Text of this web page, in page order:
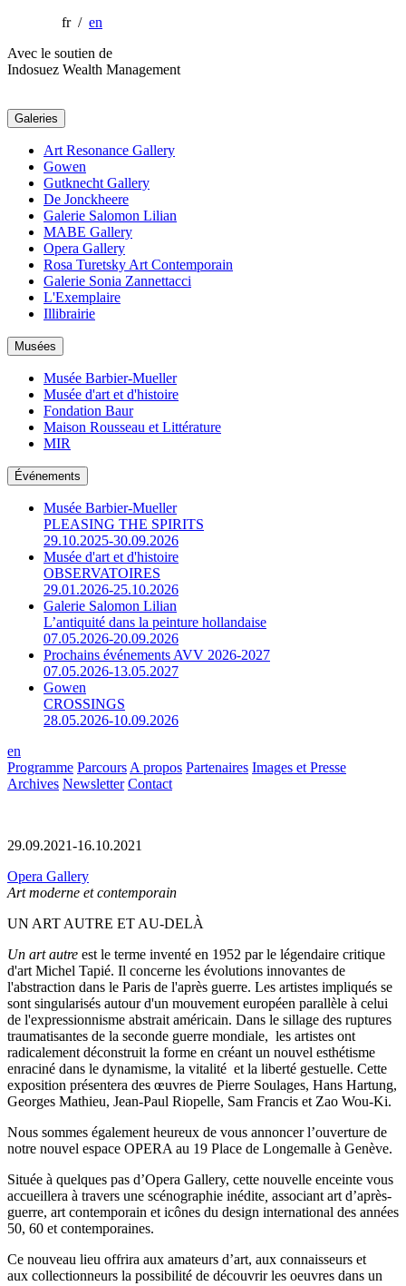
fr / en
Avec le soutien de
Indosuez Wealth Management
Galeries
Art Resonance Gallery
Gowen
Gutknecht Gallery
De Jonckheere
Galerie Salomon Lilian
MABE Gallery
Opera Gallery
Rosa Turetsky Art Contemporain
Galerie Sonia Zannettacci
L'Exemplaire
Illibrairie
Musées
Musée Barbier-Mueller
Musée d'art et d'histoire
Fondation Baur
Maison Rousseau et Littérature
MIR
Événements
Musée Barbier-Mueller
PLEASING THE SPIRITS
29.10.2025-30.09.2026
Musée d'art et d'histoire
OBSERVATOIRES
29.01.2026-25.10.2026
Galerie Salomon Lilian
L’antiquité dans la peinture hollandaise
07.05.2026-20.09.2026
Prochains événements AVV 2026-2027
07.05.2026-13.05.2027
Gowen
CROSSINGS
28.05.2026-10.09.2026
en
Programme Parcours A propos Partenaires Images et Presse
Archives Newsletter Contact
29.09.2021-16.10.2021
Opera Gallery
Art moderne et contemporain
UN ART AUTRE ET AU-DELÀ
Un art autre est le terme inventé en 1952 par le légendaire critique
d'art Michel Tapié. Il concerne les évolutions innovantes de
l'abstraction dans le Paris de l'après guerre. Les artistes impliqués se
sont singularisés autour d'un mouvement européen parallèle à celui
de l'expressionnisme abstrait américain. Dans le sillage des ruptures
traumatisantes de la seconde guerre mondiale, les artistes ont
radicalement déconstruit la forme en créant un nouvel esthétisme
enraciné dans le dynamisme, la vitalité et la liberté gestuelle. Cette
exposition présentera des œuvres de Pierre Soulages, Hans Hartung,
Georges Mathieu, Jean-Paul Riopelle, Sam Francis et Zao Wou-Ki.
Nous sommes également heureux de vous annoncer l’ouverture de
notre nouvel espace OPERA au 19 Place de Longemalle à Genève.
Située à quelques pas d’Opera Gallery, cette nouvelle enceinte vous
accueillera à travers une scénographie inédite associant art d’après-
guerre, art contemporain et icônes du design international des années
50, 60 et contemporaines.
Ce nouveau lieu offrira aux amateurs d’art, aux connaisseurs et
aux collectionneurs la possibilité de découvrir les oeuvres dans un